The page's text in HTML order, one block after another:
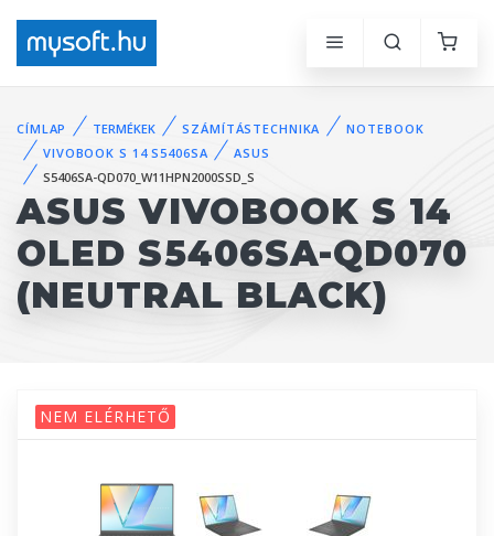
CÍMLAP TERMÉKEK SZÁMÍTÁSTECHNIKA
NOTEBOOK
VIVOBOOK S 14 S5406SA
ASUS
S5406SA-QD070_W11HPN2000SSD_S
ASUS VIVOBOOK S 14
OLED S5406SA-QD070
(NEUTRAL BLACK)
NEM ELÉRHETŐ